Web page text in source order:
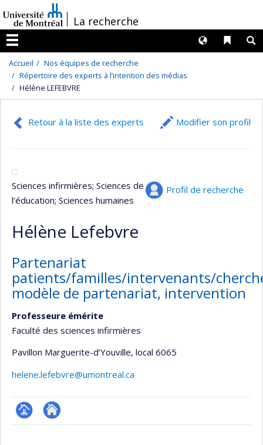
au
contenu
/La recherche
Menu
Liens
Langues
Accueil
Nos équipes de recherche
Répertoire des experts à l’intention des médias
Hélène LEFEBVRE
Retour à la liste des experts Modifier son profil
Profil de recherche
Sciences infirmières; Sciences de
l’éducation; Sciences humaines
Hélène Lefebvre
Partenariat
patients/familles/intervenants/
modèle de partenariat, intervention
Professeure émérite
Faculté des sciences infirmières
Pavillon Marguerite-d’Youville, local 6065
helene.lefebvre@umontreal.ca
Page Site